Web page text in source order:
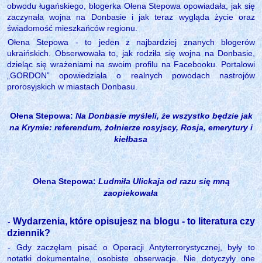
obwodu ługańskiego, blogerka Ołena Stepowa opowiadała, jak się
zaczynała wojna na Donbasie i jak teraz wygląda życie oraz
świadomość mieszkańców regionu.
Ołena Stepowa - to jeden z najbardziej znanych blogerów
ukraińskich. Obserwowała to, jak rodziła się wojna na Donbasie,
dzieląc się wrażeniami na swoim profilu na Facebooku. Portalowi
„GORDON” opowiedziała o realnych powodach nastrojów
prorosyjskich w miastach Donbasu.
Ołena Stepowa: Na Donbasie myśleli, że wszystko będzie jak
na Krymie: referendum, żołnierze rosyjscy, Rosja, emerytury i
kiełbasa
Ołena Stepowa: Ludmiła Ulickaja od razu się mną
zaopiekowała
-Wydarzenia, które opisujesz na blogu - to literatura czy
dziennik?
- Gdy zaczęłam pisać o Operacji Antyterrorystycznej, były to
notatki dokumentalne, osobiste obserwacje. Nie dotyczyły one